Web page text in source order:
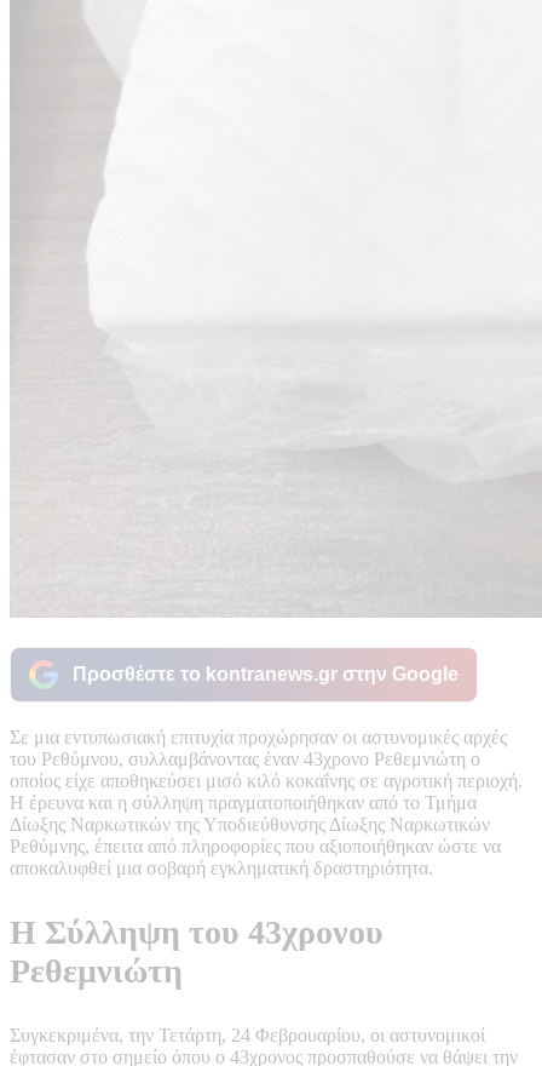
Προσθέστε το kontranews.gr στην Google
Σε μια εντυπωσιακή επιτυχία προχώρησαν οι αστυνομικές αρχές
του Ρεθύμνου, συλλαμβάνοντας έναν 43χρονο Ρεθεμνιώτη ο
οποίος είχε αποθηκεύσει μισό κιλό κοκαΐνης σε αγροτική περιοχή.
Η έρευνα και η σύλληψη πραγματοποιήθηκαν από το Τμήμα
Δίωξης Ναρκωτικών της Υποδιεύθυνσης Δίωξης Ναρκωτικών
Ρεθύμνης, έπειτα από πληροφορίες που αξιοποιήθηκαν ώστε να
αποκαλυφθεί μια σοβαρή εγκληματική δραστηριότητα.
Η Σύλληψη του 43χρονου
Ρεθεμνιώτη
Συγκεκριμένα, την Τετάρτη, 24 Φεβρουαρίου, οι αστυνομικοί
έφτασαν στο σημείο όπου ο 43χρονος προσπαθούσε να θάψει την